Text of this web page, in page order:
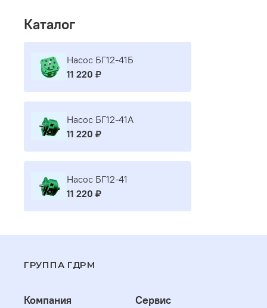
Каталог
Насос БГ12-41Б
11 220 ₽
Насос БГ12-41А
11 220 ₽
Насос БГ12-41
11 220 ₽
ГРУППА ГДРМ
Компания Сервис